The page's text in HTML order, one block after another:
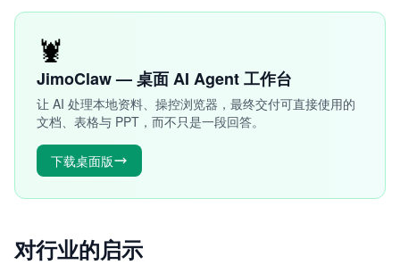
🦞
JimoClaw — 桌面 AI Agent 工作台
让 AI 处理本地资料、操控浏览器，最终交付可直接使用的
文档、表格与 PPT，而不只是一段回答。
下载桌面版
对行业的启示